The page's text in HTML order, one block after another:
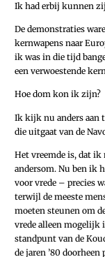
Ik had erbij kunnen
De demonstraties
kernwapens naar
ik was in die tijd
een verwoestende
Hoe dom kon ik zijn?
Ik kijk nu anders aan
die uitgaat van de
Het vreemde is, dat ik
andersom. Nu ben ik
voor vrede – precies
terwijl de meeste
moeten steunen om
vrede alleen mogelijk
standpunt van de
de jaren ’80 doorheen